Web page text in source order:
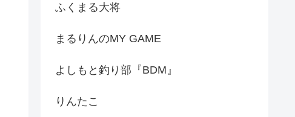
ふくまる大将
まるりんのMY GAME
よしもと釣り部『BDM』
りんたこ